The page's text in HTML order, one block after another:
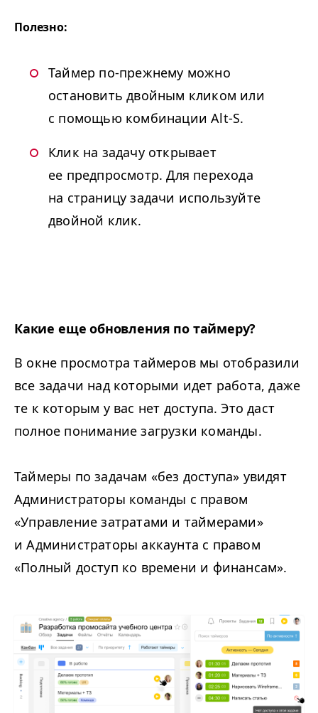
Полезно:
Таймер по-прежнему можно
остановить двойным кликом или
с помощью комбинации Alt-S.
Клик на задачу открывает
ее предпросмотр. Для перехода
на страницу задачи используйте
двойной клик.
Какие еще обновления по таймеру?
В окне просмотра таймеров мы отобразили
все задачи над которыми идет работа, даже
те к которым у вас нет доступа. Это даст
полное понимание загрузки команды.
Таймеры по задачам «без доступа» увидят
Администраторы команды с правом
«Управление затратами и таймерами»
и Администраторы аккаунта с правом
«Полный доступ ко времени и финансам».